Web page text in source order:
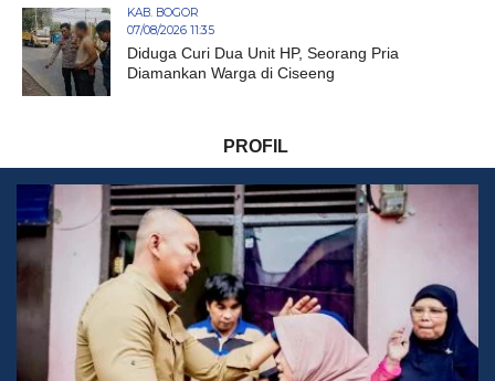
KAB. BOGOR
07/08/2026 11:35
Diduga Curi Dua Unit HP, Seorang Pria
Diamankan Warga di Ciseeng
PROFIL